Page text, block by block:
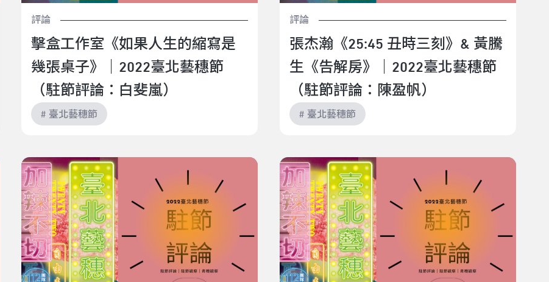
評論
擊盒工作室《如果人生的縮寫是
幾張桌子》｜2022臺北藝穗節
（駐節評論：白斐嵐）
# 臺北藝穗節
評論
張杰瀚《25:45 丑時三刻》& 黃騰
生《告解房》｜2022臺北藝穗節
（駐節評論：陳盈帆）
# 臺北藝穗節
十八穗《暫停 倒轉 開始》＆ 江之翠劇場《後苑嬉戲》
｜2022臺北藝穗節（駐節評論：吳岳霖）
柯雅文藝術舞蹈團《來場土耳其肚皮舞 Battle 》&
Breathing Amber《夜垠思潮》｜2022臺北藝穗節（駐
節評論：陳盈帆）